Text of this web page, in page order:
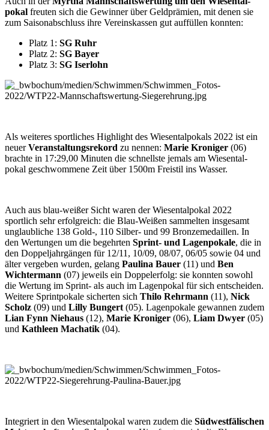
pokal freuten sich die Gewinner über Geldprämien, mit denen sie
zum Saison­abschluss ihre Vereins­kassen gut auffüllen konnten:
Platz 1: SG Ruhr
Platz 2: SG Bayer
Platz 3: SG Iserlohn
Als weiteres sportliches Highlight des Wiesental­pokals 2022 ist ein
neuerVeranstaltungs­rekord zu nennen: Marie Kroniger (06)
brachte in 17:29,00 Minuten die schnellste jemals am Wiesental­
pokal geschwommene Zeit über 1500m Freistil ins Wasser.
Auch aus blau-weißer Sicht waren der Wiesentalpokal 2022
sportlich sehr erfolgreich: die Blau-Weißen sammelten insgesamt
unglaubliche 138 Gold-, 110 Silber- und 99 Bronze­medaillen. In
den Wertungen um die begehrten Sprint- und Lagenpokale, die in
den Doppel­jahrgängen für 12/11, 10/09, 08/07, 06/05 sowie 04 und
älter vergeben wurden, gelang Paulina Bauer (11) und Ben
Wichtermann (07) jeweils ein Doppelerfolg: sie konnten sowohl
die Wertung im Sprint- als auch im Lagenpokal für sich entscheiden.
Weitere Sprintpokale sicherten sich Thilo Rehrmann (11), Nick
Scholz (09) und Lilly Bungert (05). Lagenpokale gewannen zudem
Lian Fynn Niehaus (12), Marie Kroniger (06), Liam Dwyer (05)
und Kathleen Machatik (04).
Integriert in den Wiesental­pokal waren zudem die Südwestfälischen